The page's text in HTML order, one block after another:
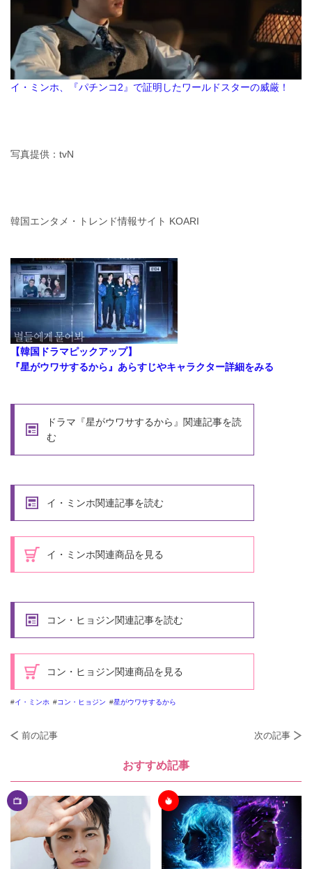
イ・ミンホ、『パチンコ2』で証明したワールドスターの威厳！
写真提供：tvN
韓国エンタメ・トレンド情報サイト KOARI
【韓国ドラマピックアップ】
『星がウワサするから』あらすじやキャラクター詳細をみる
ドラマ『星がウワサするから』関連記事を読
む
イ・ミンホ関連記事を読む
イ・ミンホ関連商品を見る
コン・ヒョジン関連記事を読む
コン・ヒョジン関連商品を見る
イ・ミンホ コン・ヒョジン 星がウワサするから
前の記事 次の記事
おすすめ記事